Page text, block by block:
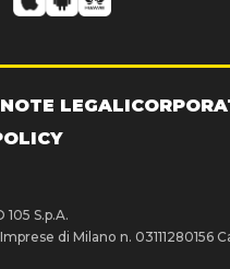
NOTE LEGALI
105 S.p.A.
di Milano n.